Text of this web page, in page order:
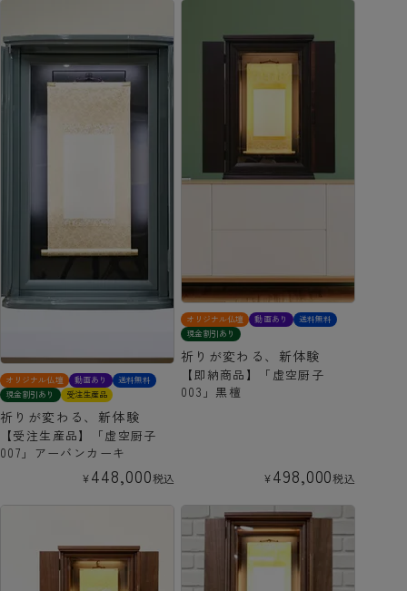
オリジナル仏壇 動画あり
送料無料
現金割引あり
受注生産品
祈りが変わる、新体験
【受注生産品】「虚空厨子
007」アーバンカーキ
¥448,000税込
オリジナル仏壇 動画あり
送料無料
現金割引あり
祈りが変わる、新体験
【即納商品】「虚空厨子
003」黒檀
¥498,000税込